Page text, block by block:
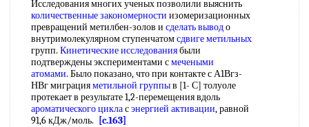
Исследования многих ученых позволили выяснить
количественные закономерности изомеризационных
превращений метилбен-золов и сделать выводо
внутримолекулярном ступенчатомсдвиге метильных
групп. Кинетические исследованиябыли
подтверждены экспериментами смечеными
атомами. Было показано, что при контакте с А1Вгз-
НВг миграцияметильной группыв [1- С] толуоле
протекает в результате 1,2-перемещения вдоль
ароматического цикласэнергией активации, равной
91,6 кДж/моль.
[c.163]